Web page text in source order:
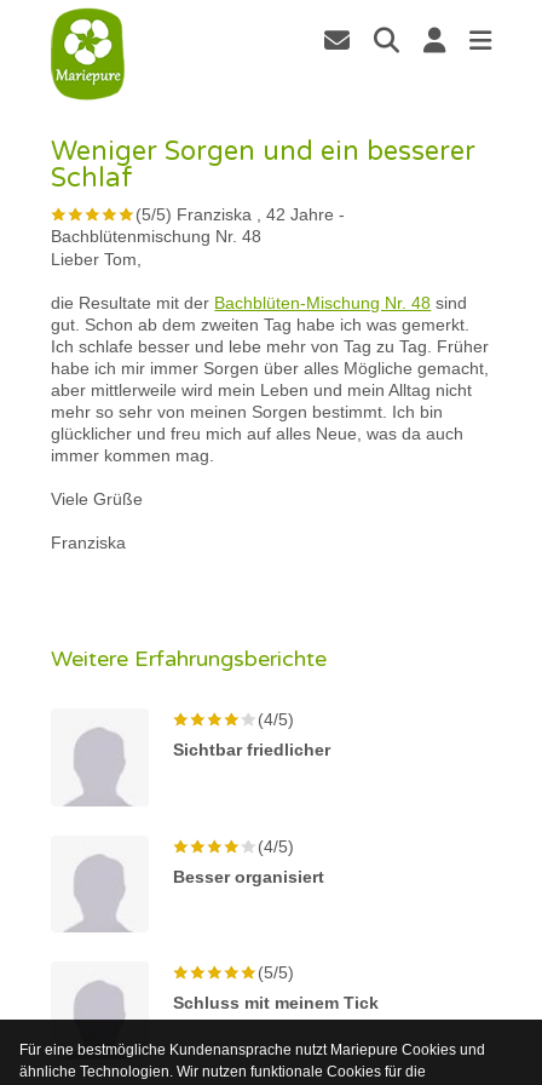
Weniger Sorgen und ein besserer
Schlaf
(5/5) Franziska , 42 Jahre-
Bachblütenmischung Nr. 48
Lieber Tom,
die Resultate mit der Bachblüten-Mischung Nr. 48 sind
gut. Schon ab dem zweiten Tag habe ich was gemerkt.
Ich schlafe besser und lebe mehr von Tag zu Tag. Früher
habe ich mir immer Sorgen über alles Mögliche gemacht,
aber mittlerweile wird mein Leben und mein Alltag nicht
mehr so sehr von meinen Sorgen bestimmt. Ich bin
glücklicher und freu mich auf alles Neue, was da auch
immer kommen mag.
Viele Grüße
Franziska
Weitere Erfahrungsberichte
(4/5)
Sichtbar friedlicher
(4/5)
Besser organisiert
(5/5)
Schluss mit meinem Tick
Für eine bestmögliche Kundenansprache nutzt Mariepure Cookies und
ähnliche Technologien. Wir nutzen funktionale Cookies für die